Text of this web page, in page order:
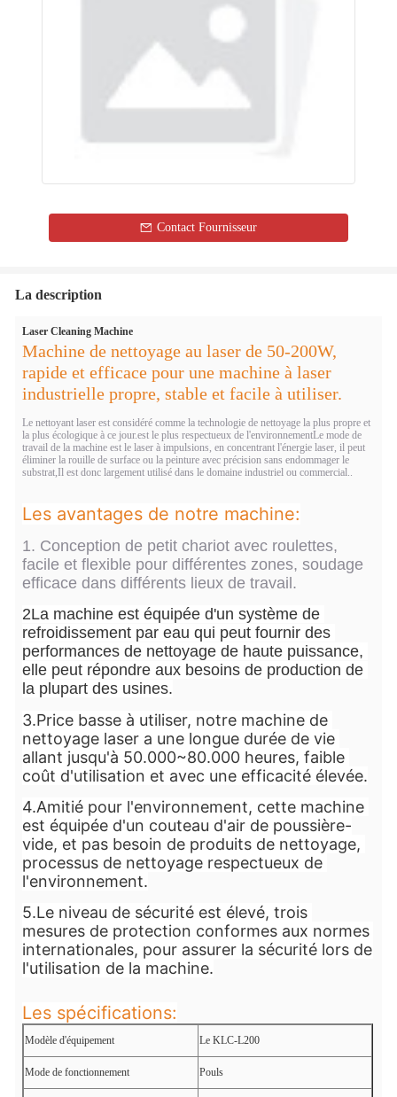
Contact Fournisseur
La description
Laser Cleaning Machine
Machine de nettoyage au laser de 50-200W,
rapide et efficace pour une machine à laser
industrielle propre, stable et facile à utiliser.
Le nettoyant laser est considéré comme la technologie de nettoyage la plus propre et
la plus écologique à ce jour.est le plus respectueux de l'environnementLe mode de
travail de la machine est le laser à impulsions, en concentrant l'énergie laser, il peut
éliminer la rouille de surface ou la peinture avec précision sans endommager le
substrat,Il est donc largement utilisé dans le domaine industriel ou commercial..
Les avantages de notre machine:
1. Conception de petit chariot avec roulettes,
facile et flexible pour différentes zones, soudage
efficace dans différents lieux de travail.
2La machine est équipée d'un système de
refroidissement par eau qui peut fournir des
performances de nettoyage de haute puissance,
elle peut répondre aux besoins de production de
la plupart des usines.
3.Price basse à utiliser, notre machine de
nettoyage laser a une longue durée de vie
allant jusqu'à 50.000~80.000 heures, faible
coût d'utilisation et avec une efficacité élevée.
4.Amitié pour l'environnement, cette machine
est équipée d'un couteau d'air de poussière-
vide, et pas besoin de produits de nettoyage,
processus de nettoyage respectueux de
l'environnement.
5.Le niveau de sécurité est élevé, trois
mesures de protection conformes aux normes
internationales, pour assurer la sécurité lors de
l'utilisation de la machine.
Les spécifications:
Modèle d'équipement Le KLC-L200
Mode de fonctionnement Pouls